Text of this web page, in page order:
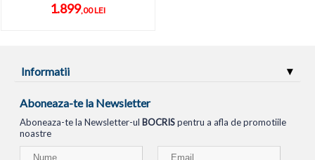
1.899,00 LEI
Informatii
Aboneaza-te la Newsletter
Aboneaza-te la Newsletter-ul BOCRISpentru a afla de promotiile
noastre